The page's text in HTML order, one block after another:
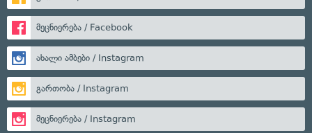
მეცნიერება / Facebook
ახალი ამბები / Instagram
გართობა / Instagram
მეცნიერება / Instagram